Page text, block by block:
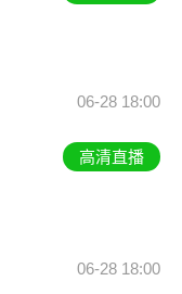
06-28 18:00
高清直播
06-28 18:00